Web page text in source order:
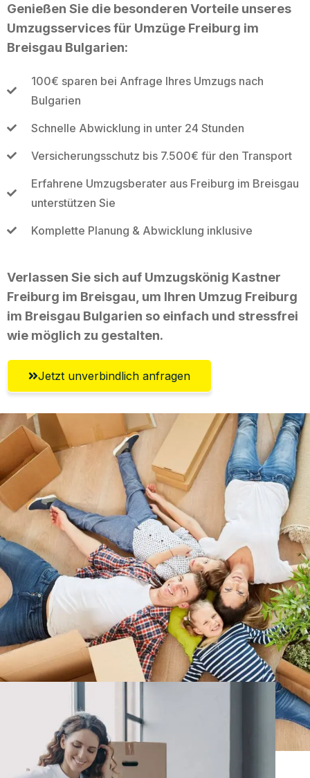
Genießen Sie die besonderen Vorteile unseres
Umzugsservices für Umzüge Freiburg im
Breisgau Bulgarien:
100€ sparen bei Anfrage Ihres Umzugs nach
Bulgarien
Schnelle Abwicklung in unter 24 Stunden
Versicherungsschutz bis 7.500€ für den Transport
Erfahrene Umzugsberater aus Freiburg im Breisgau
unterstützen Sie
Komplette Planung & Abwicklung inklusive
Verlassen Sie sich auf Umzugskönig Kastner
Freiburg im Breisgau, um Ihren Umzug Freiburg
im Breisgau Bulgarien so einfach und stressfrei
wie möglich zu gestalten.
Jetzt unverbindlich anfragen